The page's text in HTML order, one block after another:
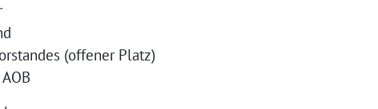
(offe­ner Platz)